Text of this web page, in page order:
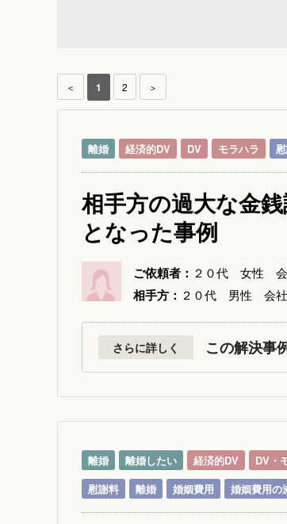
＜ 1 2 ＞
離婚 経済的DV DV モラハラ
相手方の過大な金
となった事例
ご依頼者： ２０代 女性 会
相手方： ２０代 男性 会
さらに詳しく この解決事
離婚 離婚したい 経済的DV DV・
慰謝料
離婚 婚姻費用 婚姻費用の